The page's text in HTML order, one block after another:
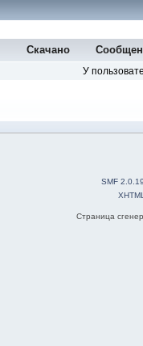
Скачано
У
SMF
Страница